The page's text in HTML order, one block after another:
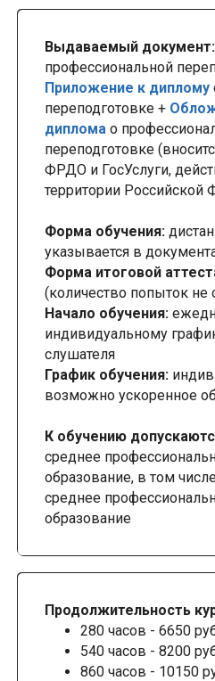
Выдаваемый документ:
профессиональной
Приложение к диплому
переподготовке +
диплома о
переподготовке
ФРДО и ГосУслуги,
территории Российской
Форма обучения:
указывается в
Форма итоговой
(количество попыток не
Начало обучения:
индивидуальному
слушателя
График обучения:
возможно ускоренное
К обучению
среднее
образование, в том
среднее
образование
Продолжительность
280 часов - 6650
540 часов - 8200
860 часов - 10150